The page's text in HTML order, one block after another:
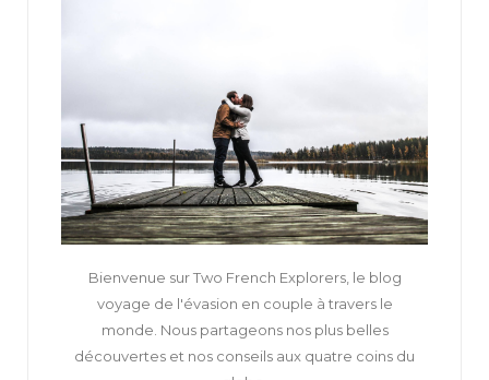
Bienvenue sur Two French Explorers, le blog
voyage de l'évasion en couple à travers le
monde. Nous partageons nos plus belles
découvertes et nos conseils aux quatre coins du